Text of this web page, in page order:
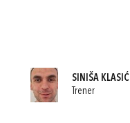
SINIŠA KLASIĆ
Trener